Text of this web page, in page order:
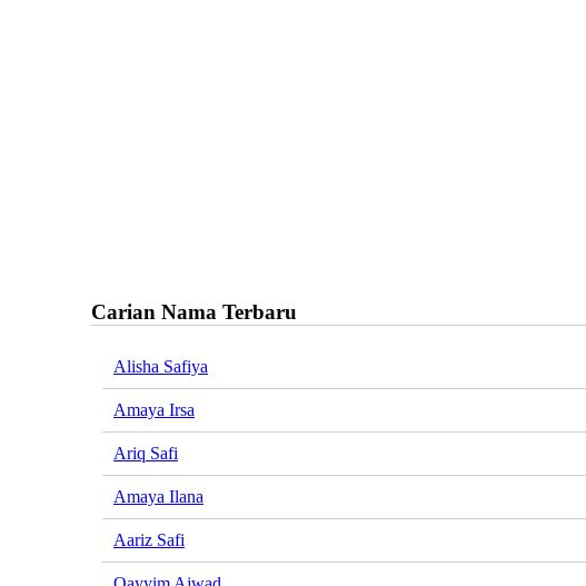
Carian Nama Terbaru
Alisha Safiya
Amaya Irsa
Ariq Safi
Amaya Ilana
Aariz Safi